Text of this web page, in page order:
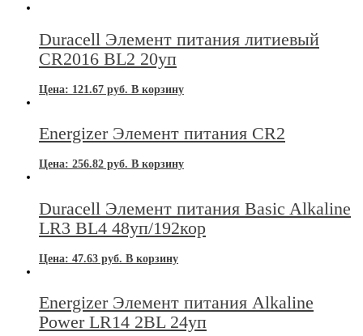
Duracell Элемент питания литиевый
CR2016 BL2 20уп
Цена: 121.67 руб. В корзину
Energizer Элемент питания CR2
Цена: 256.82 руб. В корзину
Duracell Элемент питания Basic Alkaline
LR3 BL4 48уп/192кор
Цена: 47.63 руб. В корзину
Energizer Элемент питания Alkaline
Power LR14 2BL 24уп